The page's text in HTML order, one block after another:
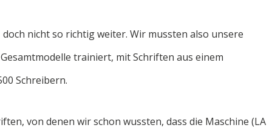
nicht so richtig weiter. Wir mussten also unsere
trainiert, mit Schriften aus einem
Schreibern.
von denen wir schon wussten, dass die Maschine (LA